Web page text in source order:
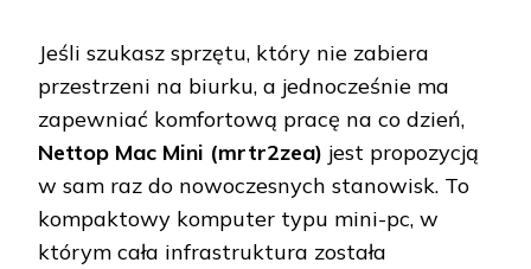
Jeśli szukasz sprzętu, który nie zabiera
przestrzeni na biurku, a jednocześnie ma
zapewniać komfortową pracę na co dzień,
Nettop Mac Mini (mrtr2zea) jest propozycją
w sam raz do nowoczesnych stanowisk. To
kompaktowy komputer typu mini-pc, w
którym cała infrastruktura została